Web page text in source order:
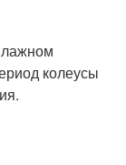
колеусы